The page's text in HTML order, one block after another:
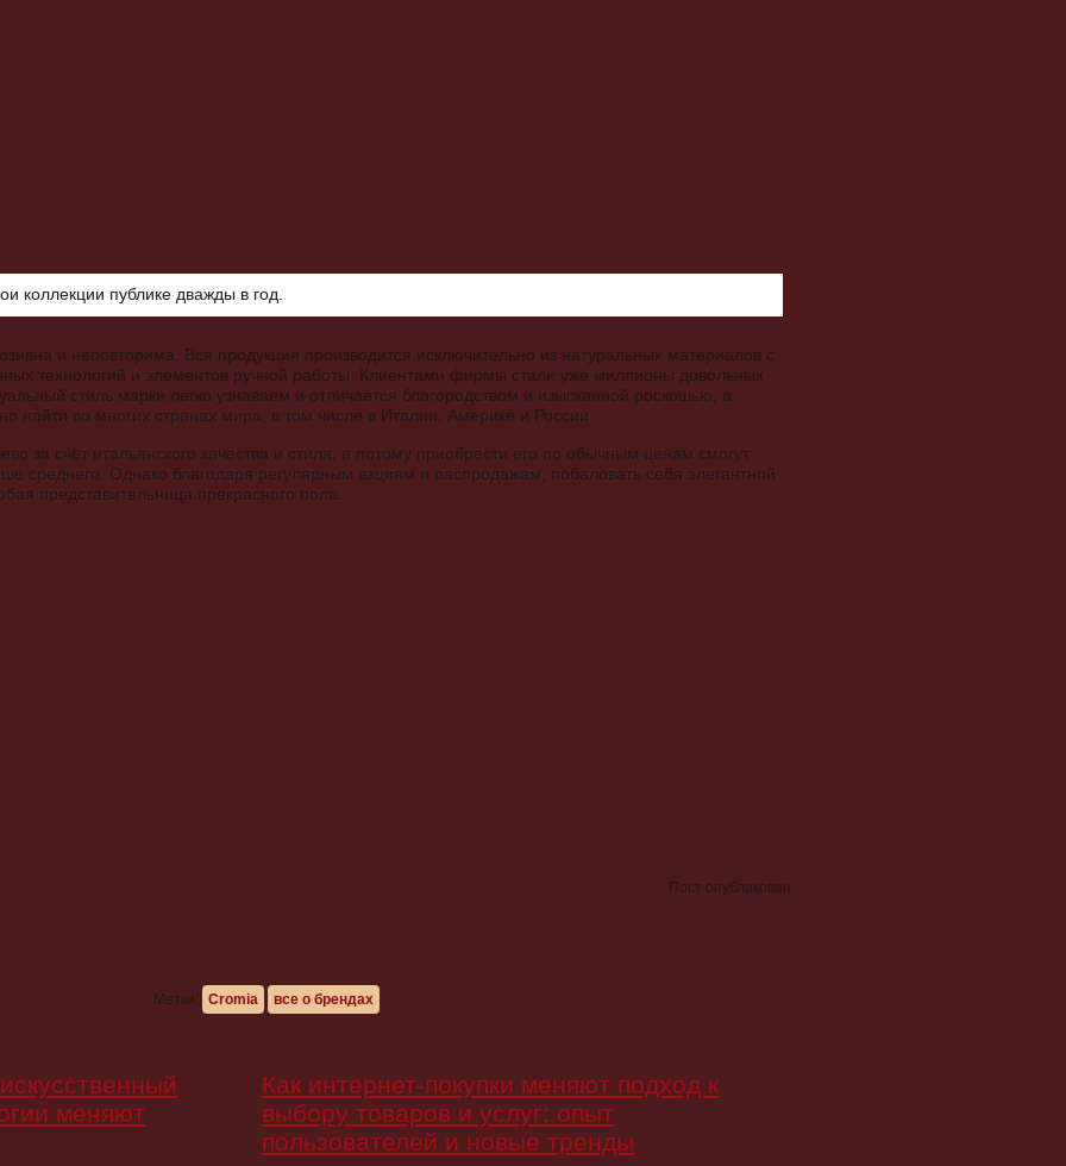
коллекции публике дважды в год.
и неповторима. Вся продукция производится исключительно из натуральных материалов с
технологий и элементов ручной работы. Клиентами фирмы стали уже миллионы довольных
стиль марки легко узнаваем и отличается благородством и изысканной роскошью, а
найти во многих странах мира, в том числе в Италии, Америке и России.
за счёт итальянского качества и стиля, а потому приобрести его по обычным ценам смогут
среднего. Однако благодаря регулярным акциям и распродажам, побаловать себя элегантной
представительница прекрасного пола.
Пост опубликован:
Метки: Cromia все о брендах
меняют
Как интернет-покупки меняют подход к
выбору товаров и услуг: опыт
пользователей и новые тренды